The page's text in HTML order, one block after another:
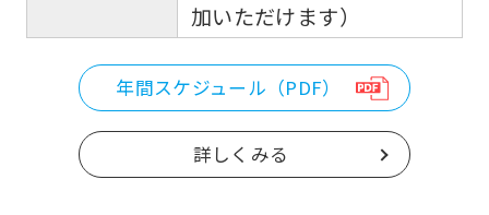
加いただけます）
年間スケジュール（PDF）
詳しくみる
version
of
this
website
will